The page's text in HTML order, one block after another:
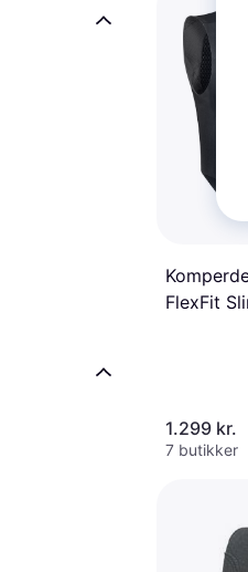
Eller 83 kr./
1 butik
FlexFit
1.299 kr.
7 butikker